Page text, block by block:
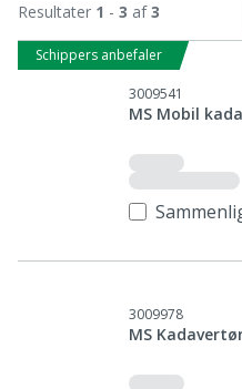
Resultater 1 - 3 af3
Schippers anbefaler
3009541
MS Mobil
3009978
MS